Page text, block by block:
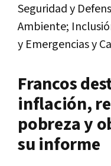
Seguridad y
Ambiente;
y Emergencias y
Francos
inflación,
pobreza y
su informe